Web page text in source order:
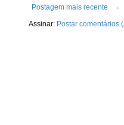
Postagem mais recente
Assinar: Postar comentários